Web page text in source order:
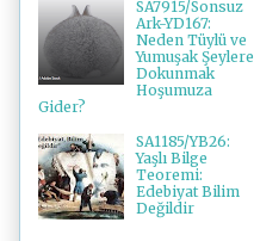
SA7915/Sonsuz
Ark-YD167:
Neden Tüylü ve
Yumuşak Şeylere
Dokunmak
Hoşumuza
Gider?
SA1185/YB26:
Yaşlı Bilge
Teoremi:
Edebiyat Bilim
Değildir